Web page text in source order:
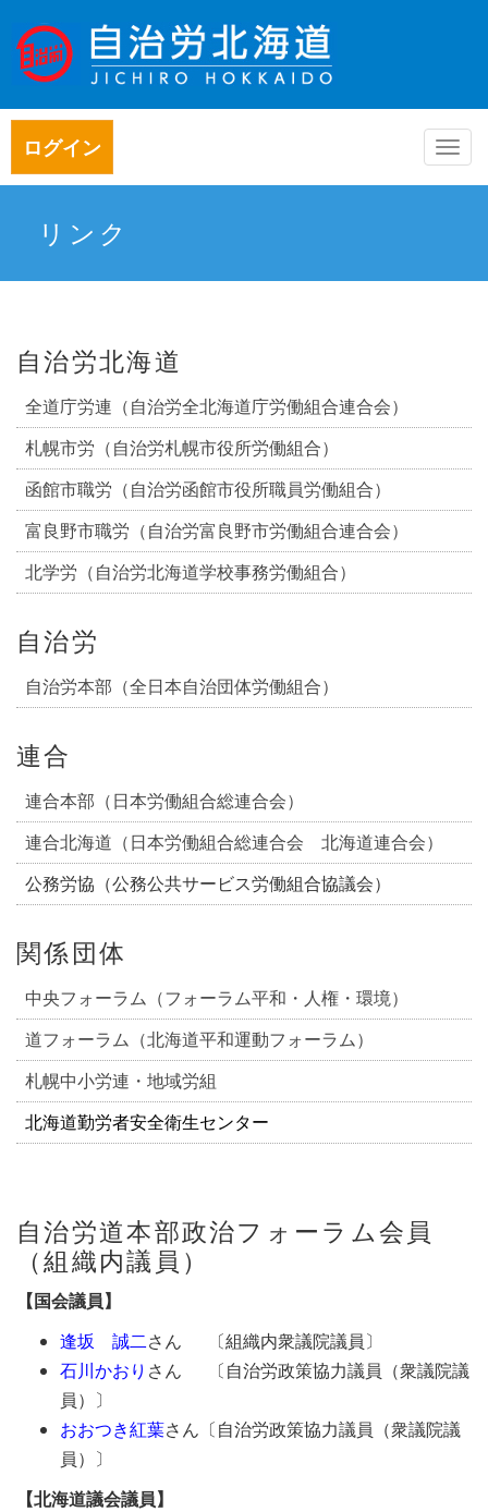
ログイン
リンク
自治労北海道
全道庁労連（自治労全北海道庁労働組合連合会）
札幌市労（自治労札幌市役所労働組合）
函館市職労（自治労函館市役所職員労働組合）
富良野市職労（自治労富良野市労働組合連合会）
北学労（自治労北海道学校事務労働組合）
自治労
自治労本部（全日本自治団体労働組合）
連合
連合本部（日本労働組合総連合会）
連合北海道（日本労働組合総連合会 北海道連合会）
公務労協（公務公共サービス労働組合協議会）
関係団体
中央フォーラム（フォーラム平和・人権・環境）
道フォーラム（北海道平和運動フォーラム）
札幌中小労連・地域労組
北海道勤労者安全衛生センター
自治労道本部政治フォーラム会員
（組織内議員）
【国会議員】
逢坂 誠二さん 〔組織内衆議院議員〕
石川かおり さん 〔自治労政策協力議員（衆議院議
員）〕
おおつき紅葉さん〔自治労政策協力議員（衆議院議
員）〕
【北海道議会議員】